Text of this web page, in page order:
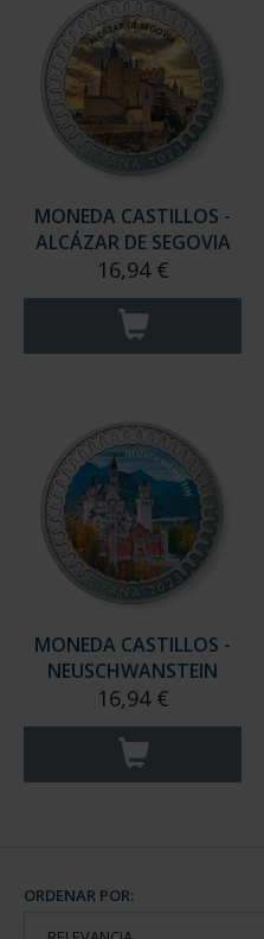
MONEDA CASTILLOS -
ALCÁZAR DE SEGOVIA
16,94 €
MONEDA CASTILLOS -
NEUSCHWANSTEIN
16,94 €
ORDENAR POR: